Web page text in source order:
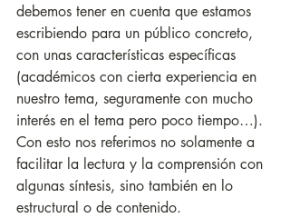
debemos tener en cuenta que estamos
escribiendo para un público concreto,
con unas características específicas
(académicos con cierta experiencia en
nuestro tema, seguramente con mucho
interés en el tema pero poco tiempo…).
Con esto nos referimos no solamente a
facilitar la lectura y la comprensión con
algunas síntesis, sino también en lo
estructural o de contenido.